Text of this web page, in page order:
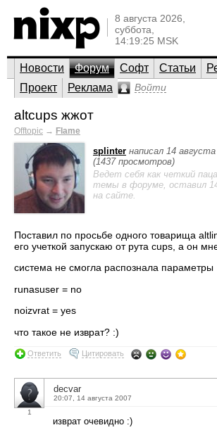
8 августа 2026,
суббота,
14:19:25 MSK
Новости Форум Софт Статьи
Проект
Реклама Войти
altcups жжот
Offtopic → Flame
splinter написал 14
(1437 просмотров)
Ведет себя как четкий
темы в форуме, оставил
на сайте.
Поставил по просьбе одного товарища
его учеткой запускаю от рута cups, а он
система не смогла распознала параметры
runasuser = no
noizvrat = yes
что такое не изврат? :)
Ответить Цитировать
1
decvar
20:07, 14 августа 2007
изврат очевидно :)